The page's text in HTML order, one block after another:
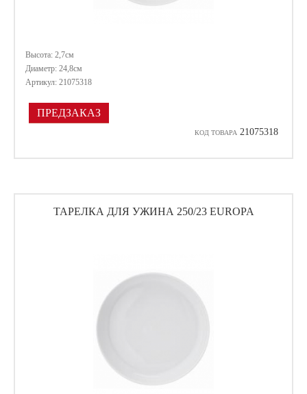
Высота: 2,7см
Диаметр: 24,8см
Артикул: 21075318
ПРЕДЗАКАЗ
КОД ТОВАРА 21075318
ТАРЕЛКА ДЛЯ УЖИНА 250/23 EUROPA